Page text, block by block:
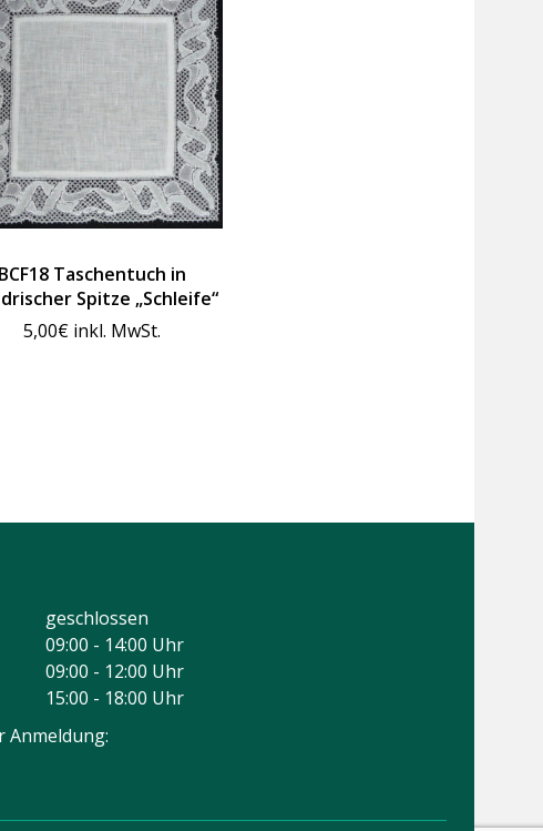
BCF18 Taschentuch in
Spitze „Schleife“
5,00€ inkl. MwSt.
geschlossen
09:00 - 14:00 Uhr
09:00 - 12:00 Uhr
15:00 - 18:00 Uhr
Anmeldung: